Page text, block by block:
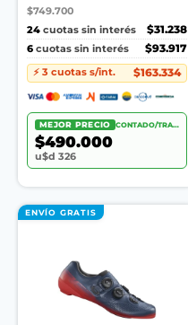
$749.700
24 cuotas sin interés
$31.238
6 cuotas sin interés $93.917
⚡ 3 cuotas s/int. $163.334
MEJOR PRECIO CONTADO/TRANSF.
$490.000
u$d 326
ENVÍO GRATIS